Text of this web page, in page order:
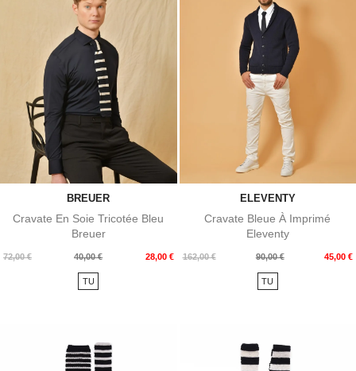
BREUER
Cravate En Soie Tricotée Bleu
Breuer
72,00 €
Prix
40,00 € 28,00 €
Prix
TU
ELEVENTY
Cravate Bleue À Imprimé
Eleventy
162,00 €
Prix
90,00 € 45,00 €
Prix
TU